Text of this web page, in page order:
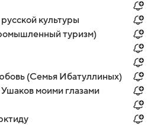
культуры
туризм)
(Семья Ибатуллиных)
моими глазами